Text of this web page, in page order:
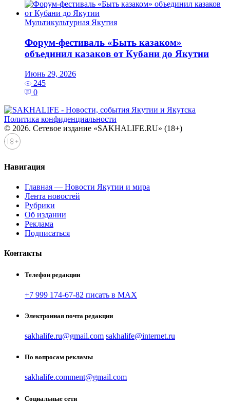
Мультикультурная Якутия
Форум-фестиваль «Быть казаком»
объединил казаков от Кубани до Якутии
Июнь 29, 2026
245
0
Политика конфиденциальности
© 2026. Сетевое издание «SAKHALIFE.RU» (18+)
Навигация
Главная — Новости Якутии и мира
Лента новостей
Рубрики
Об издании
Реклама
Подписаться
Контакты
Телефон редакции
+7 999 174-67-82 писать в MAX
Электронная почта редакции
sakhalife.ru@gmail.com sakhalife@internet.ru
По вопросам рекламы
sakhalife.comment@gmail.com
Социальные сети